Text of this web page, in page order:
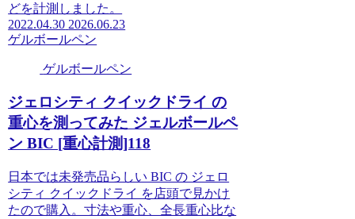
どを計測しました。
2022.04.30 2026.06.23
ゲルボールペン
ゲルボールペン
ジェロシティ クイックドライ の
重心を測ってみた ジェルボールペ
ン BIC [重心計測]118
日本では未発売品らしい BIC の ジェロ
シティ クイックドライ を店頭で見かけ
たので購入。寸法や重心、全長重心比な